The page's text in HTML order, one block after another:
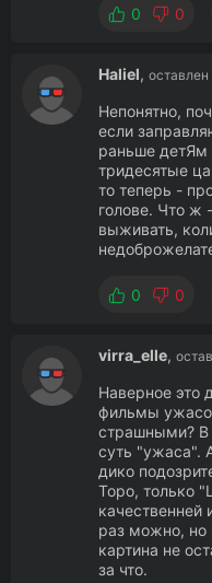
0 0
Haliel, оставлен
Непонятно,
если
раньше
тридесятые
то теперь -
голове. Что ж
выживать,
0 0
virra_elle,
Наверное это
фильмы
страшными? В
суть "ужаса".
дико
Торо, только
качественней
раз можно, но
картина не
за что.